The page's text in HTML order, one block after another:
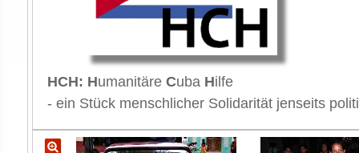
HCH: HumanitäreCuba Hilfe
- ein Stück menschlicher Solidarität jenseits